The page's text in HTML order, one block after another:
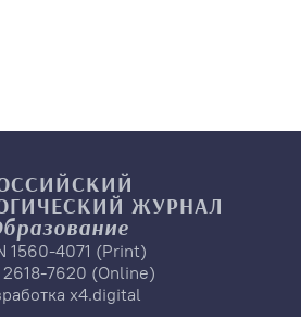
ЖУРНАЛ
1560-4071 (Print)
2618-7620 (Online)
x4.digital